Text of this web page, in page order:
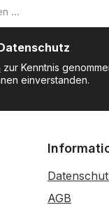
zur Kenntnis
einverstanden.
AGB